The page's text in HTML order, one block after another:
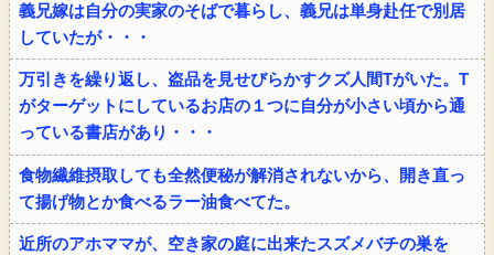
義兄嫁は自分の実家のそばで暮らし、義兄は単身赴任で別居
していたが・・・
万引きを繰り返し、盗品を見せびらかすクズ人間Tがいた。T
がターゲットにしているお店の１つに自分が小さい頃から通
っている書店があり・・・
食物繊維摂取しても全然便秘が解消されないから、開き直っ
て揚げ物とか食べるラー油食べてた。
近所のアホママが、空き家の庭に出来たスズメバチの巣を